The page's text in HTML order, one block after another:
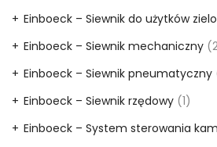
Einboeck – Siewnik do użytków
Einboeck – Siewnik mechaniczny
Einboeck – Siewnik pneumatyczny
Einboeck – Siewnik rzędowy (1)
Einboeck – System sterowania